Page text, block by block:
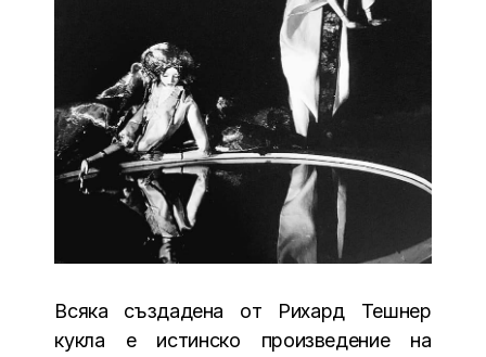
Всяка създадена от Рихард Тешнер
кукла е истинско произведение на